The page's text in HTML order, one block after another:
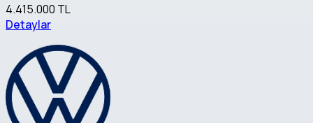
4.415.000 TL
Detaylar